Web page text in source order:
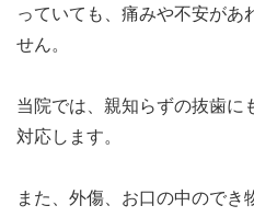
っていても、痛みや不安があ
せん。
当院では、親知らずの抜歯に
対応します。
また、外傷、お口の中のでき